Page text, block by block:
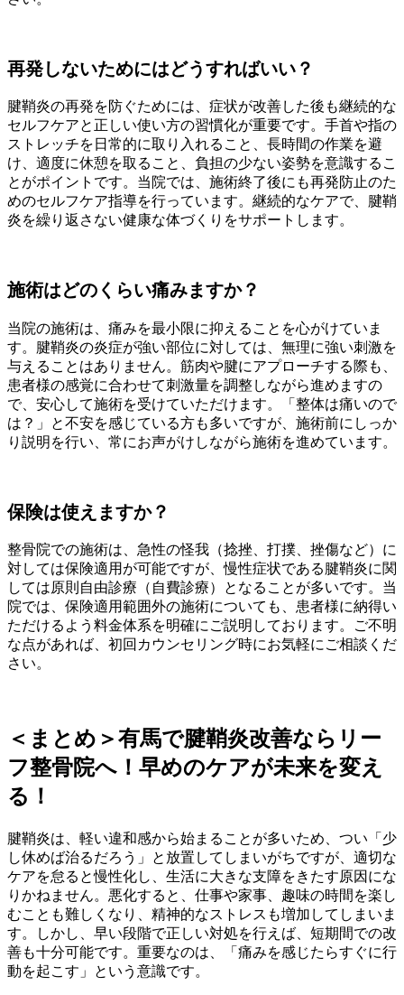
再発しないためにはどうすればいい？
腱鞘炎の再発を防ぐためには、症状が改善した後も継続的な
セルフケアと正しい使い方の習慣化が重要です。手首や指の
ストレッチを日常的に取り入れること、長時間の作業を避
け、適度に休憩を取ること、負担の少ない姿勢を意識するこ
とがポイントです。当院では、施術終了後にも再発防止のた
めのセルフケア指導を行っています。継続的なケアで、腱鞘
炎を繰り返さない健康な体づくりをサポートします。
施術はどのくらい痛みますか？
当院の施術は、痛みを最小限に抑えることを心がけていま
す。腱鞘炎の炎症が強い部位に対しては、無理に強い刺激を
与えることはありません。筋肉や腱にアプローチする際も、
患者様の感覚に合わせて刺激量を調整しながら進めますの
で、安心して施術を受けていただけます。「整体は痛いので
は？」と不安を感じている方も多いですが、施術前にしっか
り説明を行い、常にお声がけしながら施術を進めています。
保険は使えますか？
整骨院での施術は、急性の怪我（捻挫、打撲、挫傷など）に
対しては保険適用が可能ですが、慢性症状である腱鞘炎に関
しては原則自由診療（自費診療）となることが多いです。当
院では、保険適用範囲外の施術についても、患者様に納得い
ただけるよう料金体系を明確にご説明しております。ご不明
な点があれば、初回カウンセリング時にお気軽にご相談くだ
さい。
＜まとめ＞有馬で腱鞘炎改善ならリー
フ整骨院へ！早めのケアが未来を変え
る！
腱鞘炎は、軽い違和感から始まることが多いため、つい「少
し休めば治るだろう」と放置してしまいがちですが、適切な
ケアを怠ると慢性化し、生活に大きな支障をきたす原因にな
りかねません。悪化すると、仕事や家事、趣味の時間を楽し
むことも難しくなり、精神的なストレスも増加してしまいま
す。しかし、早い段階で正しい対処を行えば、短期間での改
善も十分可能です。重要なのは、「痛みを感じたらすぐに行
動を起こす」という意識です。